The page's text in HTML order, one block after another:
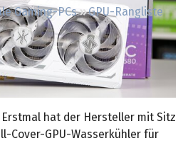
Gaming-PCs
GPU-Rangliste
hat der Hersteller mit Sitz
Cover-GPU-Wasserkühler für